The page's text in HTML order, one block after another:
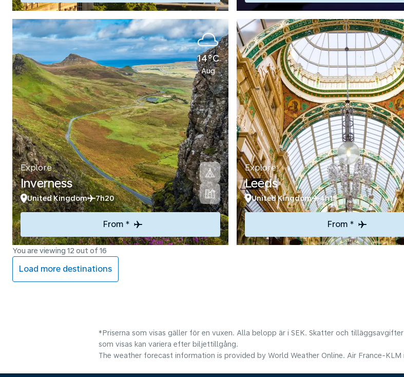
14°C
Aug
Explore
Inverness
United Kingdom 7h20
From *
Explore
Leeds
United Kingdom 4h15
From *
You are viewing 12 out of 16
Load more destinations
*Priserna som visas gäller för en vuxen. Alla belopp är i SEK. Skatter och
som visas kan variera efter biljettillgång.
The weather forecast information is provided by World Weather Online. Air France-